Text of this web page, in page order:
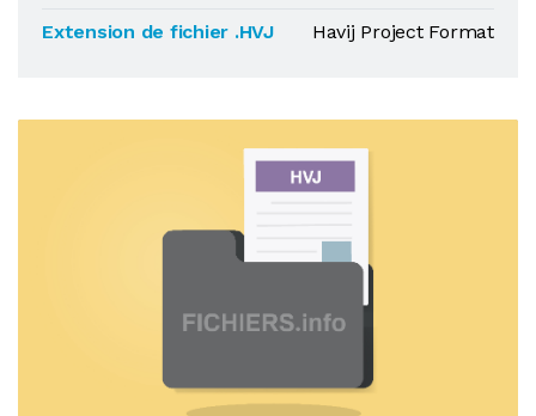
Extension de fichier .HVJ
Havij Project Format